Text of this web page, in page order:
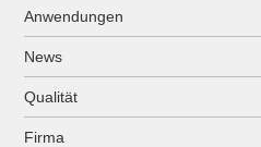
Anwendungen
News
Qualität
Firma